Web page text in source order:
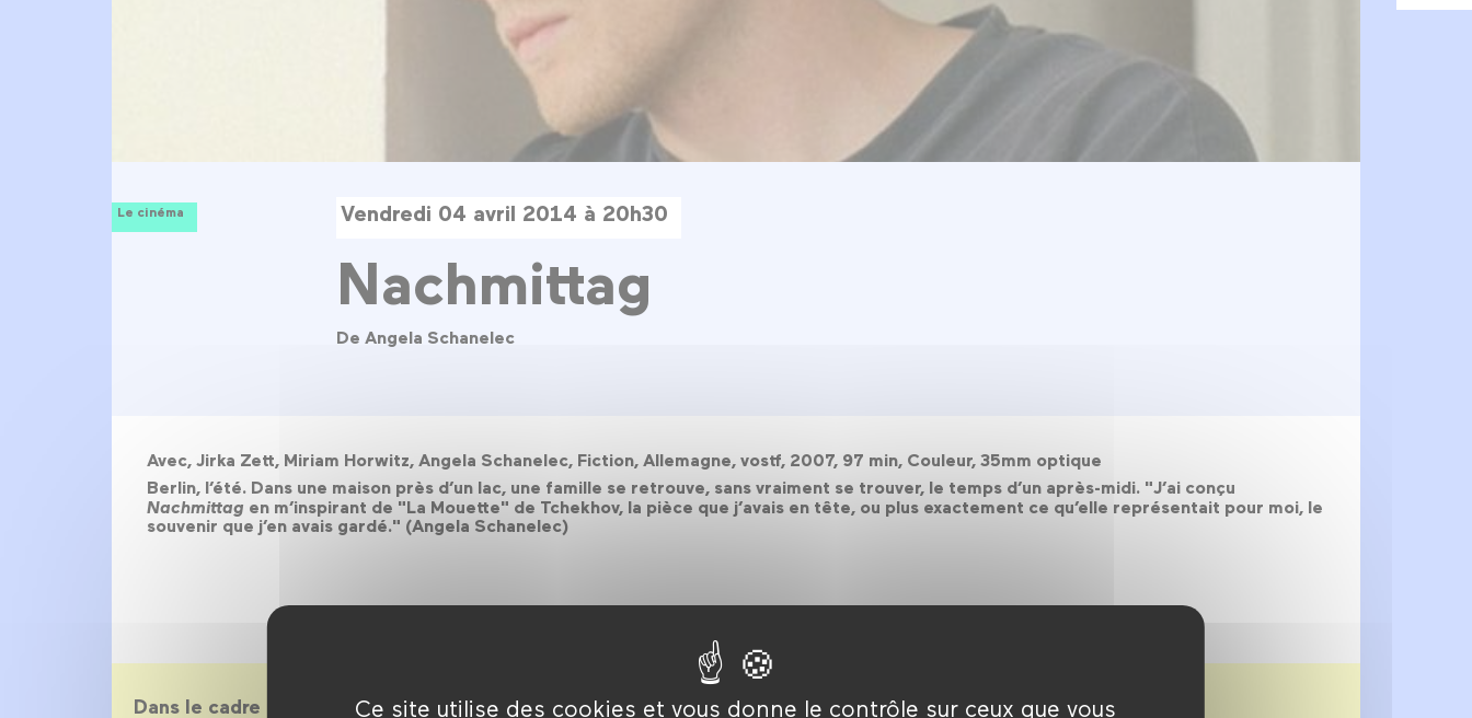
Ce site utilise des cookies et vous donne le contrôle sur ceux que vous
Le cinéma Vendredi 04 avril 2014 à 20h30
Nachmittag
De Angela Schanelec
Avec, Jirka Zett, Miriam Horwitz, Angela Schanelec, Fiction, Allemagne, vostf, 2007, 97 min, Couleur, 35mm optique
Berlin, l’été. Dans une maison près d’un lac, une famille se retrouve, sans vraiment se trouver, le temps d’un après-midi. "J’ai conçu
Nachmittag en m’inspirant de "La Mouette" de Tchekhov, la pièce que j’avais en tête, ou plus exactement ce qu’elle représentait pour moi, le
souvenir que j’en avais gardé." (Angela Schanelec)
Dans le cadre de